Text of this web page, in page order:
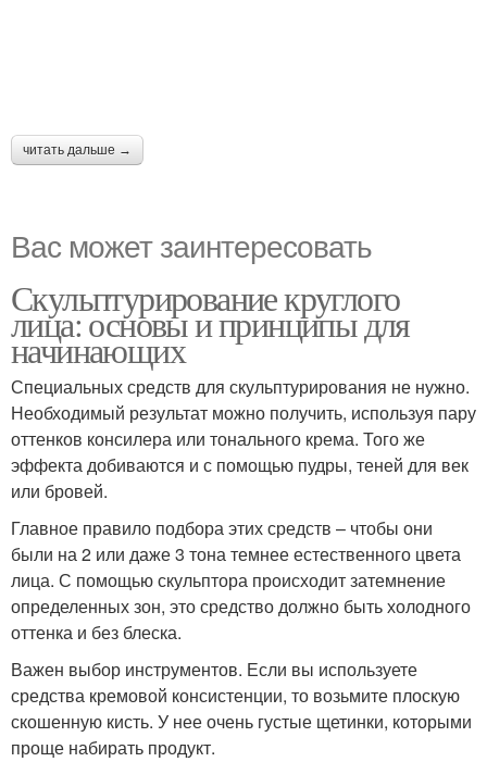
читать дальше →
Вас может заинтересовать
Скульптурирование круглого
лица: основы и принципы для
начинающих
Специальных средств для скульптурирования не нужно.
Необходимый результат можно получить, используя пару
оттенков консилера или тонального крема. Того же
эффекта добиваются и с помощью пудры, теней для век
или бровей.
Главное правило подбора этих средств – чтобы они
были на 2 или даже 3 тона темнее естественного цвета
лица. С помощью скульптора происходит затемнение
определенных зон, это средство должно быть холодного
оттенка и без блеска.
Важен выбор инструментов. Если вы используете
средства кремовой консистенции, то возьмите плоскую
скошенную кисть. У нее очень густые щетинки, которыми
проще набирать продукт.